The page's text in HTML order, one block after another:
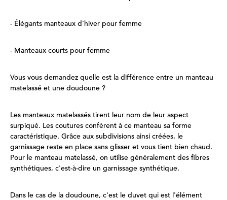
- Élégants manteaux d’hiver pour femme
- Manteaux courts pour femme
Vous vous demandez quelle est la différence entre un manteau
matelassé et une doudoune ?
Les manteaux matelassés tirent leur nom de leur aspect
surpiqué. Les coutures confèrent à ce manteau sa forme
caractéristique. Grâce aux subdivisions ainsi créées, le
garnissage reste en place sans glisser et vous tient bien chaud.
Pour le manteau matelassé, on utilise généralement des fibres
synthétiques, c'est-à-dire un garnissage synthétique.
Dans le cas de la doudoune, c'est le duvet qui est l'élément